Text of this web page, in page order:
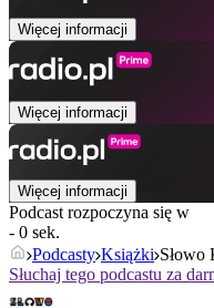
Więcej informacji
Więcej informacji
Więcej informacji
Podcast rozpoczyna się w
- 0 sek.
Podcasty Książki Słowo
Słuchaj tego podcastu za